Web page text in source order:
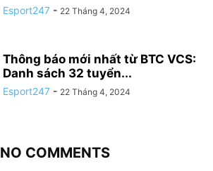
Esport247 - 22 Tháng 4, 2024
Thông báo mới nhất từ BTC VCS:
Danh sách 32 tuyển...
Esport247 - 22 Tháng 4, 2024
NO COMMENTS